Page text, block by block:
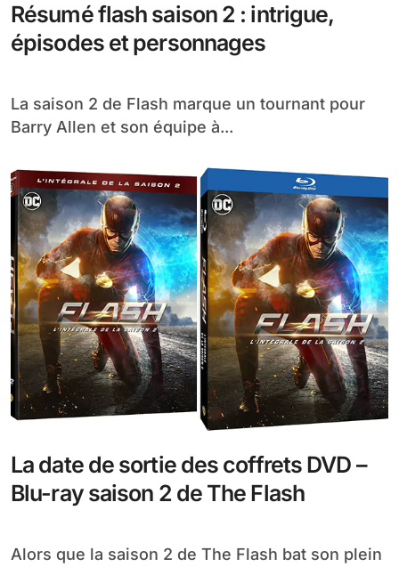
Résumé flash saison 2 : intrigue,
épisodes et personnages
La saison 2 de Flash marque un tournant pour
Barry Allen et son équipe à...
La date de sortie des coffrets DVD –
Blu-ray saison 2 de The Flash
Alors que la saison 2 de The Flash bat son plein